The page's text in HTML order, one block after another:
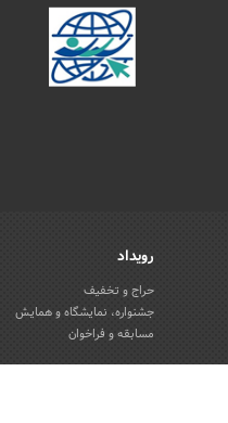
رویداد
حراج و تخفیف
جشنواره، نمایشگاه و همایش
مسابقه و فراخوان